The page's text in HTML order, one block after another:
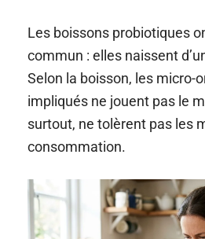
Les boissons probiotiques
commun : elles naissent
Selon la boisson, les micro-
impliqués ne jouent pas le
surtout, ne tolèrent pas les
consommation.